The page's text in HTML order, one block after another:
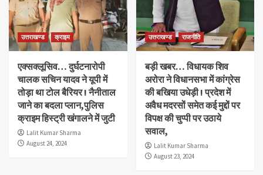
उत्तराखण्ड क्राइम
एक्सक्लूसिव… दुर्घटनारोपी
चालक सचिन यादव ने यूपी में
तोड़ा था टोल बैरियर ! नैनीताल
जाने का बदला प्लान,पुलिस
क्राइम हिस्ट्री खंगालने में जुटी
Lalit Kumar Sharma
August 24, 2024
उत्तराखण्ड राजनीति
बड़ी खबर… विधायक शिव
अरोरा ने विधानसभा में कांग्रेस
की बखिया उधेड़ी ! प्रदेश में
अवैध मदरसों समेत कई मुद्दों पर
विपक्ष की चुप्पी पर उठाये
सवाल,
Lalit Kumar Sharma
August 23, 2024